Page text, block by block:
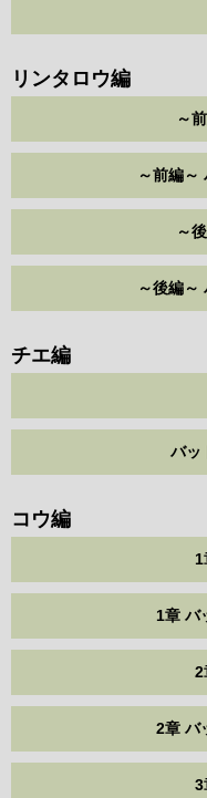
リンタロウ編
～
～前編～
～
～後編～
チエ編
バッ
コウ編
1
1章 バ
2
2章 バ
3